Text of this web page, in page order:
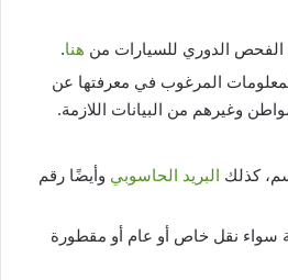
الدوري للسيارات من هنا.
المرغوب في معرفتها عن
وغيرهم من البيانات اللازمة.
كذلك البريد الحاسوبي وأيضًا رقم
سواء نقل خاص أو عام أو مقطورة